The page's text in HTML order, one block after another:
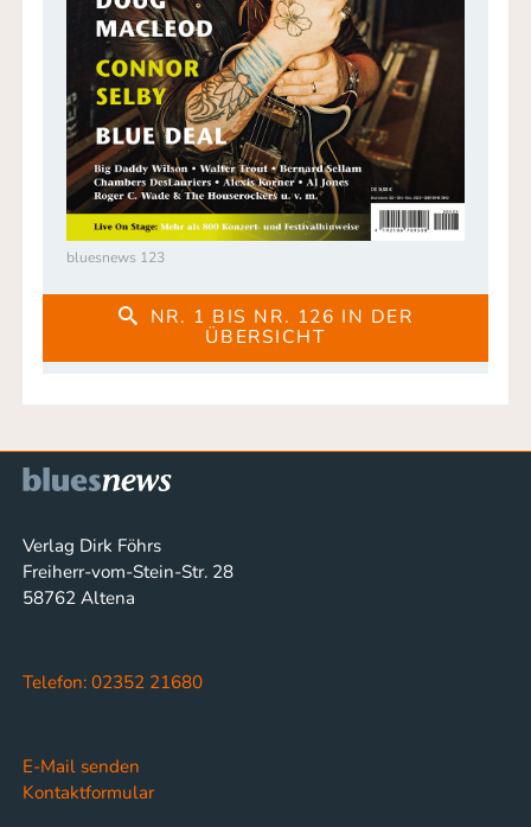
bluesnews 123
NR. 1 BIS NR. 126 IN DER
ÜBERSICHT
Verlag Dirk Föhrs
Freiherr-vom-Stein-Str. 28
58762 Altena
Telefon: 02352 21680
E-Mail senden
Kontaktformular